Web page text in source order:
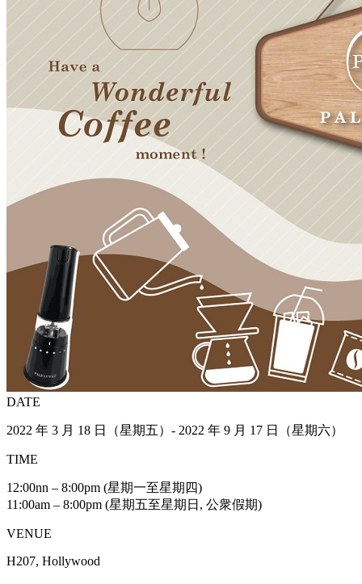
DATE
2022 年 3 月 18 日（星期五）- 2022 年 9 月 17 日（星期六）
TIME
12:00nn – 8:00pm (星期一至星期四)
11:00am – 8:00pm (星期五至星期日, 公衆假期)
VENUE
H207, Hollywood